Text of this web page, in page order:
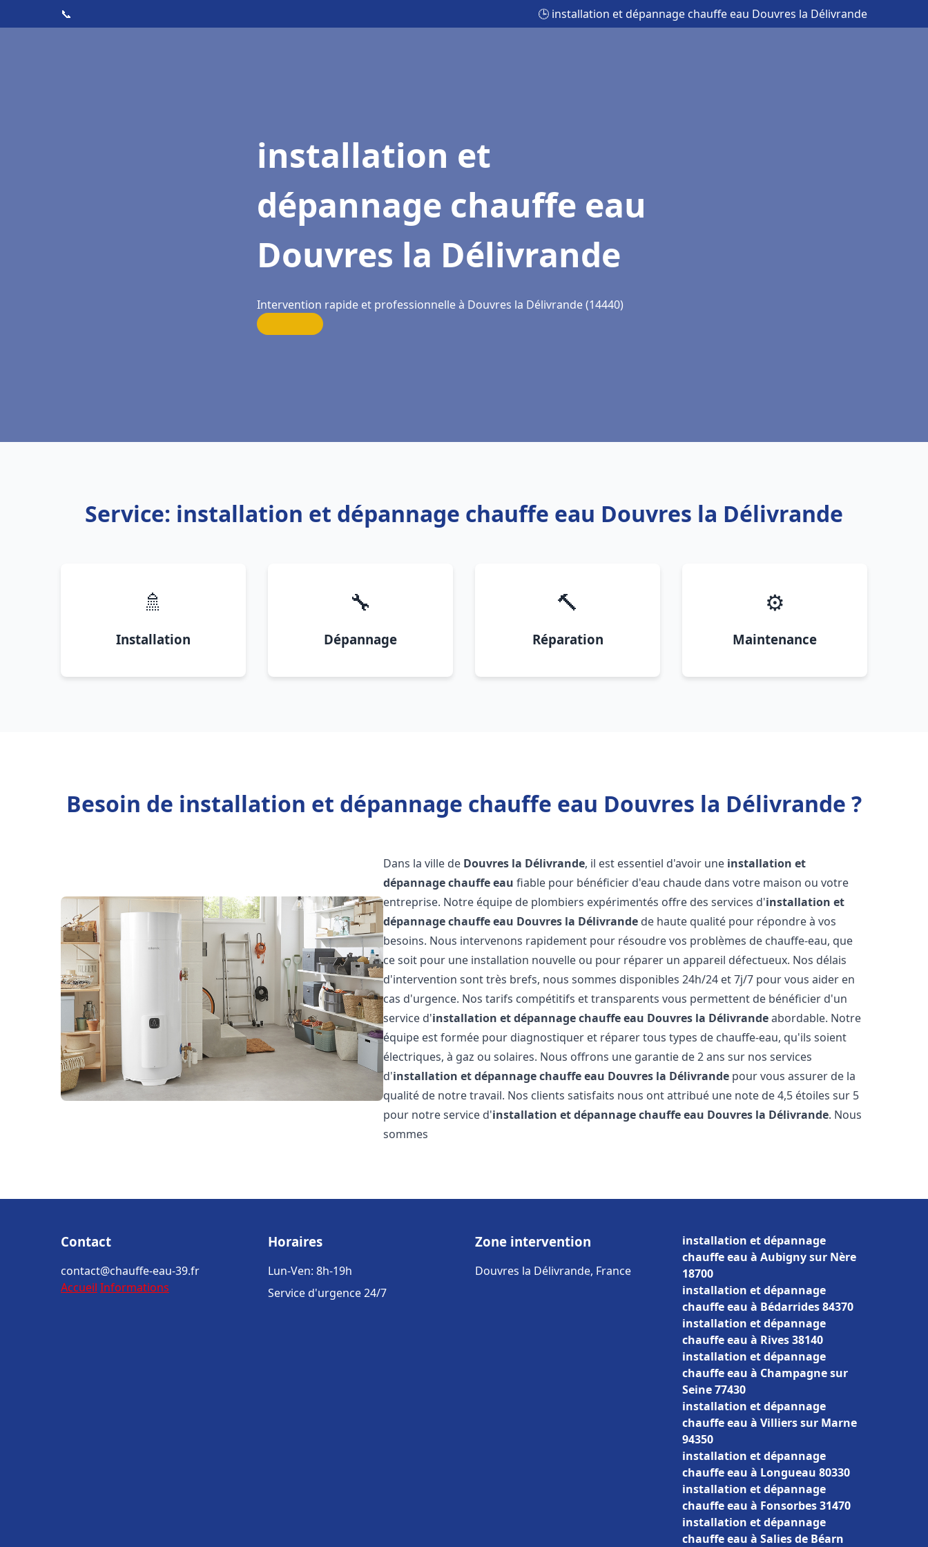
📞 🕒 installation et dépannage chauffe eau Douvres la Délivrande
installation et
dépannage chauffe eau
Douvres la Délivrande
Intervention rapide et professionnelle à Douvres la Délivrande (14440)
Service: installation et dépannage chauffe eau Douvres la Délivrande
🚿
Installation
🔧
Dépannage
🔨
Réparation
⚙️
Maintenance
Besoin de installation et dépannage chauffe eau Douvres la Délivrande ?
Dans la ville de Douvres la Délivrande, il est essentiel d'avoir une installation et
dépannage chauffe eau fiable pour bénéficier d'eau chaude dans votre maison ou votre
entreprise. Notre équipe de plombiers expérimentés offre des services d'installation et
dépannage chauffe eau Douvres la Délivrande de haute qualité pour répondre à vos
besoins. Nous intervenons rapidement pour résoudre vos problèmes de chauffe-eau, que
ce soit pour une installation nouvelle ou pour réparer un appareil défectueux. Nos délais
d'intervention sont très brefs, nous sommes disponibles 24h/24 et 7j/7 pour vous aider en
cas d'urgence. Nos tarifs compétitifs et transparents vous permettent de bénéficier d'un
service d'installation et dépannage chauffe eau Douvres la Délivrandeabordable. Notre
équipe est formée pour diagnostiquer et réparer tous types de chauffe-eau, qu'ils soient
électriques, à gaz ou solaires. Nous offrons une garantie de 2 ans sur nos services
d'installation et dépannage chauffe eau Douvres la Délivrande pour vous assurer de la
qualité de notre travail. Nos clients satisfaits nous ont attribué une note de 4,5 étoiles sur 5
pour notre service d'installation et dépannage chauffe eau Douvres la Délivrande. Nous
sommes
Contact
contact@chauffe-eau-39.fr
Accueil Informations
Horaires
Lun-Ven: 8h-19h
Service d'urgence 24/7
Zone intervention
Douvres la Délivrande, France
installation et dépannage
chauffe eau à Aubigny sur Nère
18700
installation et dépannage
chauffe eau à Bédarrides 84370
installation et dépannage
chauffe eau à Rives 38140
installation et dépannage
chauffe eau à Champagne sur
Seine 77430
installation et dépannage
chauffe eau à Villiers sur Marne
94350
installation et dépannage
chauffe eau à Longueau 80330
installation et dépannage
chauffe eau à Fonsorbes 31470
installation et dépannage
chauffe eau à Salies de Béarn